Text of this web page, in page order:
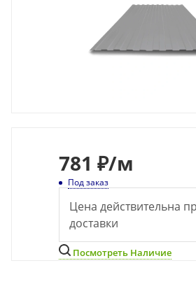
781 ₽/м
Под заказ
Цена действительна
доставки
Посмотреть Наличие